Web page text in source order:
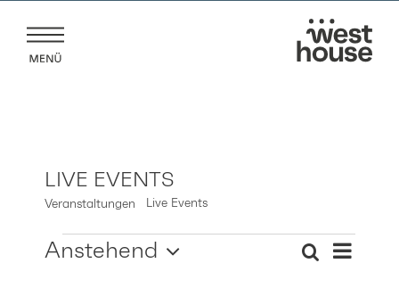
Inhalt
springen
LIVE EVENTS
Veranstaltungen Live Events
VERANSTALTUNGEN Suche
Liste
Anstehend